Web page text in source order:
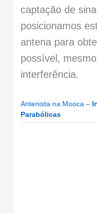
captação de
posicionamos
antena para
possível,
interferência.
Antenista na Mooca –
Parabólicas